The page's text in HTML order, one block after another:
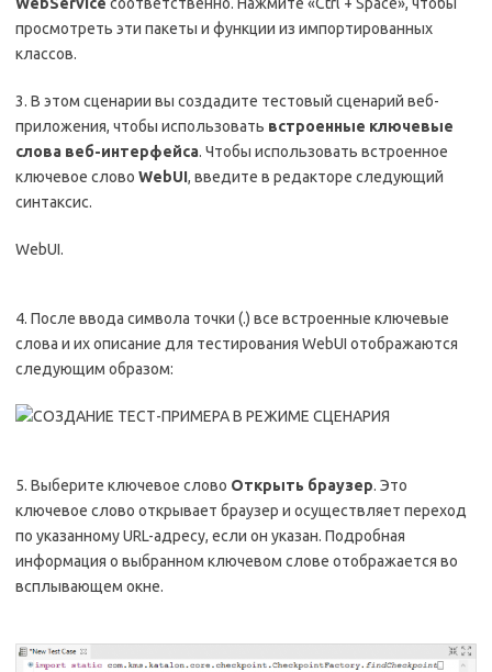
просмотреть эти пакеты и функции из импортированных
классов.
3. В этом сценарии вы создадите тестовый сценарий веб-
приложения, чтобы использовать встроенные ключевые
слова веб-интерфейса. Чтобы использовать встроенное
ключевое слово WebUI, введите в редакторе следующий
синтаксис.
WebUI.
4. После ввода символа точки (.) все встроенные ключевые
слова и их описание для тестирования WebUI отображаются
следующим образом:
5. Выберите ключевое слово Открыть браузер. Это
ключевое слово открывает браузер и осуществляет переход
по указанному URL-адресу, если он указан. Подробная
информация о выбранном ключевом слове отображается во
всплывающем окне.